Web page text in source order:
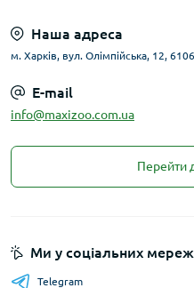
Наша адреса
м. Харків, вул. Олімпійська, 12,
E-mail
info@maxizoo.com.ua
Перейти
Ми у соціальних
Telegram